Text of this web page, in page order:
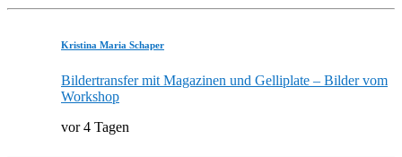
Kristina Maria Schaper
Bildertransfer mit Magazinen und Gelliplate – Bilder vom
Workshop
vor 4 Tagen